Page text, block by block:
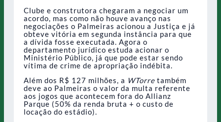
Clube e construtora chegaram a negociar um
acordo, mas como não houve avanço nas
negociações o Palmeiras acionou a Justiça e já
obteve vitória em segunda instância para que
a dívida fosse executada. Agora o
departamento jurídico estuda acionar o
Ministério Público, já que pode estar sendo
vítima de crime de apropriação indébita.
Além dos R$ 127 milhões, a WTorre também
deve ao Palmeiras o valor da multa referente
aos jogos que acontecem fora do Allianz
Parque (50% da renda bruta + o custo de
locação do estádio).